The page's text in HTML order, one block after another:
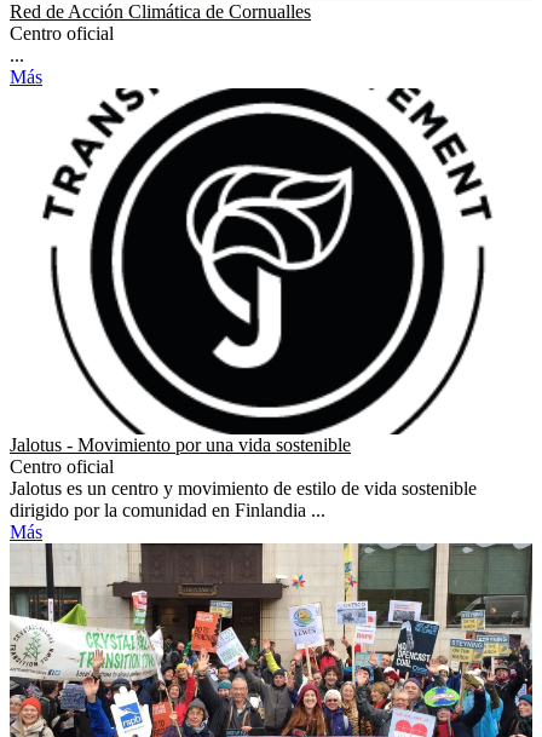
Red de Acción Climática de Cornualles
Centro oficial
...
Más
Jalotus - Movimiento por una vida sostenible
Centro oficial
Jalotus es un centro y movimiento de estilo de vida sostenible
dirigido por la comunidad en Finlandia ...
Más